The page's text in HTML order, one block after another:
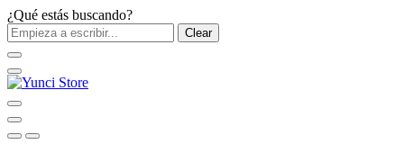
¿Qué estás buscando?
Clear